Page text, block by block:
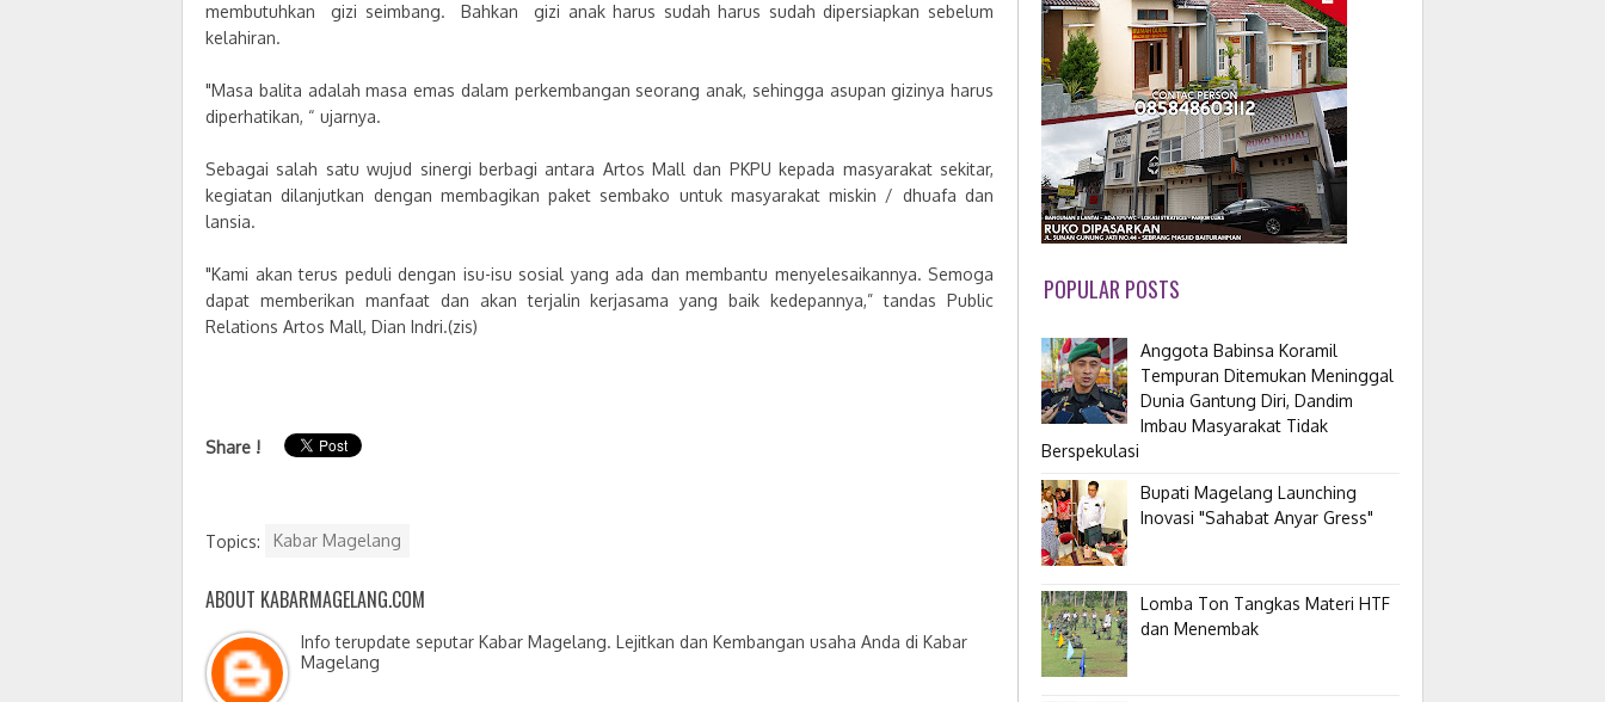
membutuhkan gizi seimbang. Bahkan gizi anak harus sudah harus sudah dipersiapkan sebelum
kelahiran.
"Masa balita adalah masa emas dalam perkembangan seorang anak, sehingga asupan gizinya harus
diperhatikan, “ ujarnya.
Sebagai salah satu wujud sinergi berbagi antara Artos Mall dan PKPU kepada masyarakat sekitar,
kegiatan dilanjutkan dengan membagikan paket sembako untuk masyarakat miskin / dhuafa dan
lansia.
"Kami akan terus peduli dengan isu-isu sosial yang ada dan membantu menyelesaikannya. Semoga
dapat memberikan manfaat dan akan terjalin kerjasama yang baik kedepannya,” tandas Public
Relations Artos Mall, Dian Indri.(zis)
Share !
Topics: Kabar Magelang
ABOUT KABARMAGELANG.COM
Info terupdate seputar Kabar Magelang. Lejitkan dan Kembangan usaha Anda di Kabar
Magelang
POPULAR POSTS
Anggota Babinsa Koramil
Tempuran Ditemukan Meninggal
Dunia Gantung Diri, Dandim
Imbau Masyarakat Tidak
Berspekulasi
Bupati Magelang Launching
Inovasi "Sahabat Anyar Gress"
Lomba Ton Tangkas Materi HTF
dan Menembak